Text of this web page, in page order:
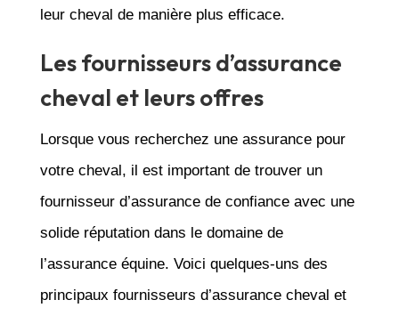
leur cheval de manière plus efficace.
Les fournisseurs d’assurance
cheval et leurs offres
Lorsque vous recherchez une assurance pour
votre cheval, il est important de trouver un
fournisseur d’assurance de confiance avec une
solide réputation dans le domaine de
l’assurance équine. Voici quelques-uns des
principaux fournisseurs d’assurance cheval et